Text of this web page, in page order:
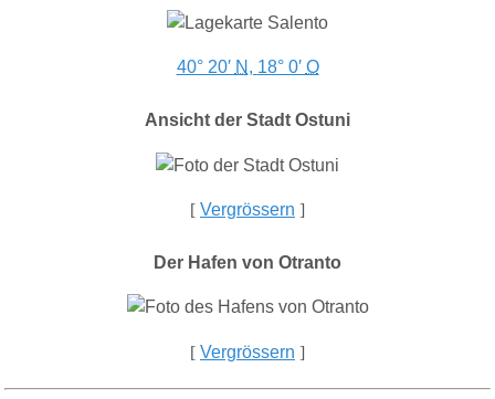
40° 20′ N , 18° 0′ O
Ansicht der Stadt Ostuni
[ Vergrössern ]
Der Hafen von Otranto
[ Vergrössern ]